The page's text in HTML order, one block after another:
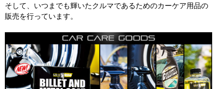
そして、いつまでも輝いたクルマであるためのカーケア用品の
販売を行っています。